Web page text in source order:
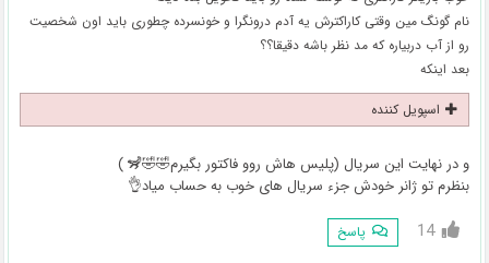
نام گونگ مین وقتی کاراکترش یه آدم درونگرا و خونسرده چطوری باید اون شخصیت
رو از آب دربیاره که مد نظر باشه دقیقا؟؟
بعد اینکه
اسپویل کننده
و در نهایت این سریال (پلیس هاش روو فاکتور بگیرم🤣🤣🦨 )
بنظرم تو ژانر خودش جزء سریال های خوب به حساب میاد👌
14 پاسخ